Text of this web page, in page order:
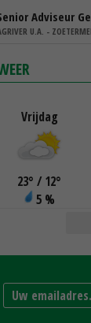
Adviseur
U.A. -
Vrijdag
23° / 12°
5 %